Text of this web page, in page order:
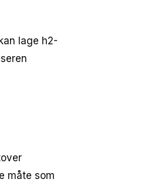
lage h2-
måte som